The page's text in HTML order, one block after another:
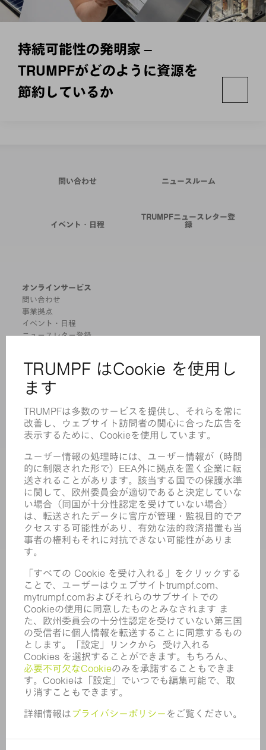
持続可能性の発明家 –
TRUMPFがどのように資源を
節約しているか
問い合わせ ニュースルーム
イベント・日程
TRUMPFニュースレター登
録
オンラインサービス
問い合わせ
事業拠点
イベント・日程
ニュースレター登録
製品
機械 & システム
レーザ
パワーエレクトロニクス
電気ツール
スマートファクトリー
サービス
アプリケーション
業界
企業
キャリア
求人情報
企業プロフィール
取締役会
年次報告書
コンプライアンス
内部通報制度
セキュリティ
プレスリリース
マガジン
サステナビリティ
気候と環境
社会と地域
コーポレートガバナンス